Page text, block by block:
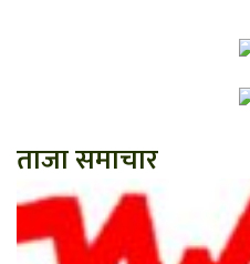
ताजा समाचार